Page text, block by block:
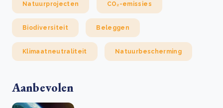
Natuurprojecten CO₂-emissies
Biodiversiteit Beleggen
Klimaatneutraliteit Natuurbescherming
Aanbevolen